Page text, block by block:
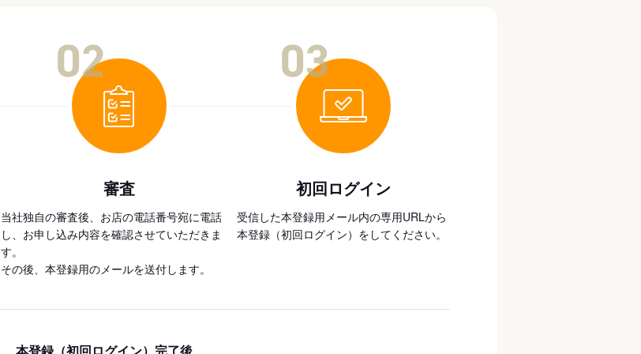
審査
当社独自の審査後、お店の電話番号宛に電話
し、お申し込み内容を確認させていただきま
す。
その後、本登録用のメールを送付します。
初回ログイン
受信した本登録用メール内の専用URLから
本登録（初回ログイン）をしてください。